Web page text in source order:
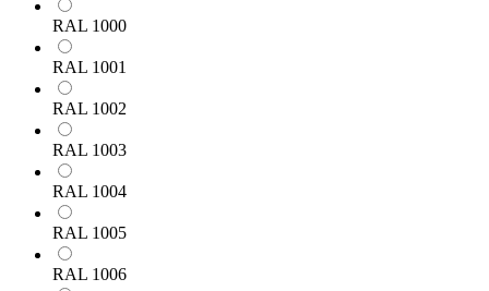
RAL 1000
RAL 1001
RAL 1002
RAL 1003
RAL 1004
RAL 1005
RAL 1006